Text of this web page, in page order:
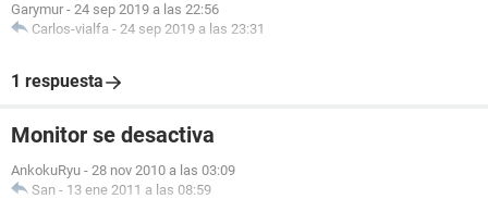
Garymur - 24 sep 2019 a las 22:56
Carlos-vialfa - 24 sep 2019 a las 23:31
1 respuesta
Monitor se desactiva
AnkokuRyu - 28 nov 2010 a las 03:09
San - 13 ene 2011 a las 08:59